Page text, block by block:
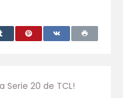
Serie 20 de TCL!